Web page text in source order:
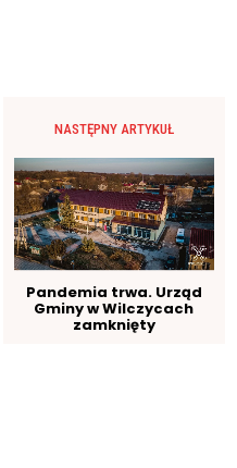
NASTĘPNY ARTYKUŁ
Pandemia trwa. Urząd
Gminy w Wilczycach
zamknięty